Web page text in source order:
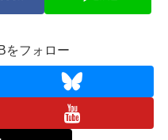
をフォロー